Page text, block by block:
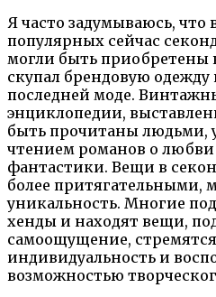
Я часто задумываюсь,
популярных сейчас
могли быть приобретены
скупал брендовую одежду
последней моде.
энциклопедии,
быть прочитаны людьми,
чтением романов о
фантастики. Вещи в
более притягательными,
уникальность. Многие
хенды и находят вещи,
самоощущение,
индивидуальность и
возможностью